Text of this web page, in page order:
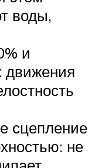
воды,
и
движения
сцепление
не